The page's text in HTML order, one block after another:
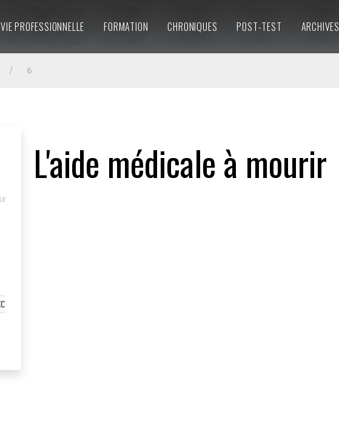
VIE PROFESSIONNELLE FORMATION CHRONIQUES POST-TEST ARCHIVES
6
L'aide médicale à mourir